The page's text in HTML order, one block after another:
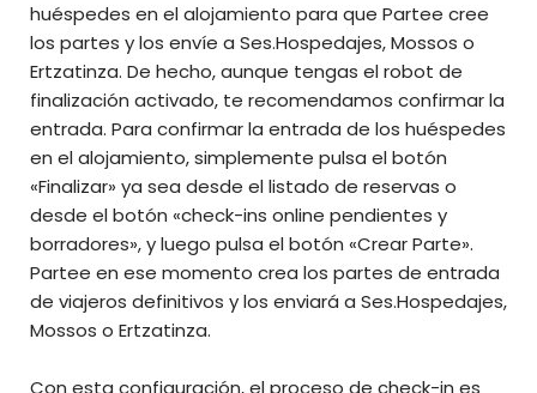
huéspedes en el alojamiento para que Partee cree
los partes y los envíe a Ses.Hospedajes, Mossos o
Ertzatinza. De hecho, aunque tengas el robot de
finalización activado, te recomendamos confirmar la
entrada. Para confirmar la entrada de los huéspedes
en el alojamiento, simplemente pulsa el botón
«Finalizar» ya sea desde el listado de reservas o
desde el botón «check-ins online pendientes y
borradores», y luego pulsa el botón «Crear Parte».
Partee en ese momento crea los partes de entrada
de viajeros definitivos y los enviará a Ses.Hospedajes,
Mossos o Ertzatinza.